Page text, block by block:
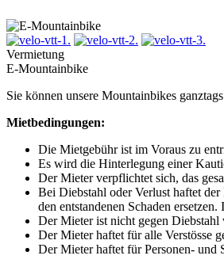
Vermietung
E-Mountainbike
Sie können unsere Mountainbikes
Mietbedingungen:
Die Mietgebühr ist im Voraus zu
Es wird die Hinterlegung einer
Der Mieter verpflichtet sich, das
Bei Diebstahl oder Verlust haftet
den entstandenen Schaden
Der Mieter ist nicht gegen Diebstahl
Der Mieter haftet für alle Verstösse
Der Mieter haftet für Personen- und